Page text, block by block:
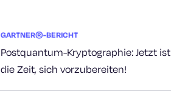
GARTNER®-BERICHT
Postquantum-Kryptographie: Jetzt ist
die Zeit, sich vorzubereiten!